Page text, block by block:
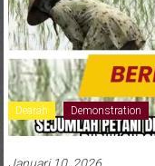
Dearah Demonstration
Januari 10, 2026